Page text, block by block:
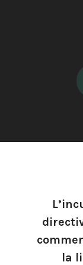
la